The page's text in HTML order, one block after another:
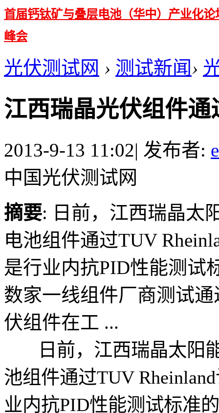
首届钙钛矿与叠层电池（华中）产业化论
峰会
光伏测试网 › 测试新闻›
江西瑞晶光伏组件
2013-9-13 11:02| 发布者:
中国光伏测试网
摘要: 日前，江西瑞晶太
电池组件通过TUV
是行业内抗PID性能测试
数家一线组件厂商测试
伏组件在工 ...
日前，江西瑞晶太阳能
池组件通过TUV
业内抗PID性能测试标准